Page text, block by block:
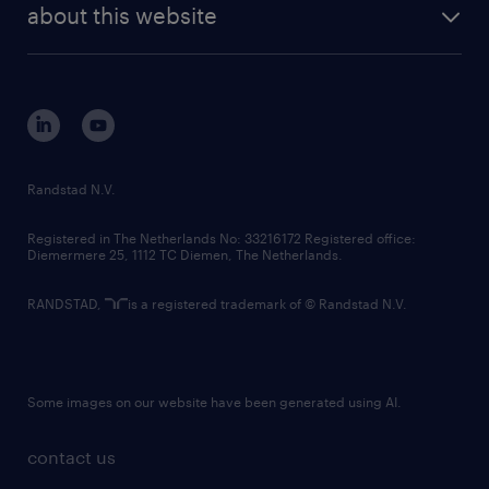
randstad digital
corporate governance
randstad innovation fund
country websites
about this website
contact us
Randstad N.V.
Registered in The Netherlands No: 33216172 Registered office:
Diemermere 25, 1112 TC Diemen, The Netherlands.
RANDSTAD, is a registered trademark of © Randstad N.V.
Some images on our website have been generated using AI.